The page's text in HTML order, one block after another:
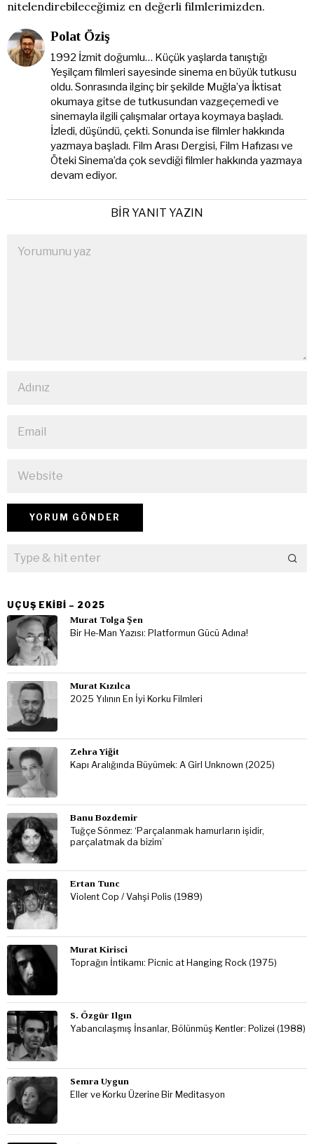
nitelendirebileceğimiz en değerli filmlerimizden.
Polat Öziş
1992 İzmit doğumlu… Küçük yaşlarda tanıştığı
Yeşilçam filmleri sayesinde sinema en büyük tutkusu
oldu. Sonrasında ilginç bir şekilde Muğla’ya İktisat
okumaya gitse de tutkusundan vazgeçemedi ve
sinemayla ilgili çalışmalar ortaya koymaya başladı.
İzledi, düşündü, çekti. Sonunda ise filmler hakkında
yazmaya başladı. Film Arası Dergisi, Film Hafızası ve
Öteki Sinema’da çok sevdiği filmler hakkında yazmaya
devam ediyor.
BIR YANIT YAZIN
UÇUŞ EKIBI – 2025
Murat Tolga Şen
Bir He-Man Yazısı: Platformun Gücü Adına!
Murat Kızılca
2025 Yılının En İyi Korku Filmleri
Zehra Yiğit
Kapı Aralığında Büyümek: A Girl Unknown (2025)
Banu Bozdemir
Tuğçe Sönmez: ‘Parçalanmak hamurların işidir,
parçalatmak da bizim’
Ertan Tunc
Violent Cop / Vahşi Polis (1989)
Murat Kirisci
Toprağın İntikamı: Picnic at Hanging Rock (1975)
S. Özgür Ilgın
Yabancılaşmış İnsanlar, Bölünmüş Kentler: Polizei (1988)
Semra Uygun
Eller ve Korku Üzerine Bir Meditasyon